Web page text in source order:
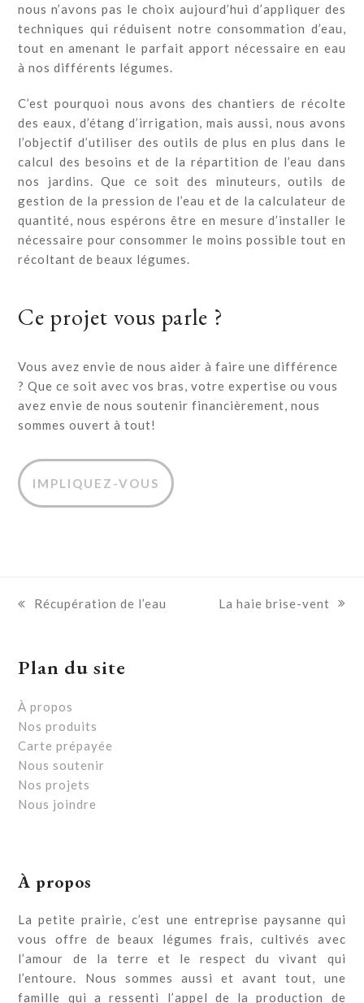
nous n’avons pas le choix aujourd’hui d’appliquer des
techniques qui réduisent notre consommation d’eau,
tout en amenant le parfait apport nécessaire en eau
à nos différents légumes.
C’est pourquoi nous avons des chantiers de récolte
des eaux, d’étang d’irrigation, mais aussi, nous avons
l’objectif d’utiliser des outils de plus en plus dans le
calcul des besoins et de la répartition de l’eau dans
nos jardins. Que ce soit des minuteurs, outils de
gestion de la pression de l’eau et de la calculateur de
quantité, nous espérons être en mesure d’installer le
nécessaire pour consommer le moins possible tout en
récoltant de beaux légumes.
Ce projet vous parle ?
Vous avez envie de nous aider à faire une différence
? Que ce soit avec vos bras, votre expertise ou vous
avez envie de nous soutenir financièrement, nous
sommes ouvert à tout!
IMPLIQUEZ-VOUS
previous
Récupération de l’eau
next
La haie brise-vent
Plan du site
À propos
Nos produits
Carte prépayée
Nous soutenir
Nos projets
Nous joindre
À propos
La petite prairie, c’est une entreprise paysanne qui
vous offre de beaux légumes frais, cultivés avec
l’amour de la terre et le respect du vivant qui
l’entoure. Nous sommes aussi et avant tout, une
famille qui a ressenti l’appel de la production de